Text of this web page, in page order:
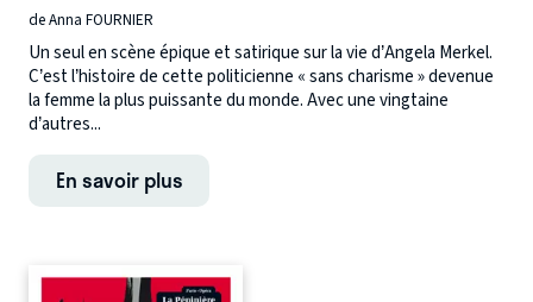
de Anna FOURNIER
Un seul en scène épique et satirique sur la vie d’Angela Merkel.
C’est l’histoire de cette politicienne « sans charisme » devenue
la femme la plus puissante du monde. Avec une vingtaine
d’autres...
En savoir plus